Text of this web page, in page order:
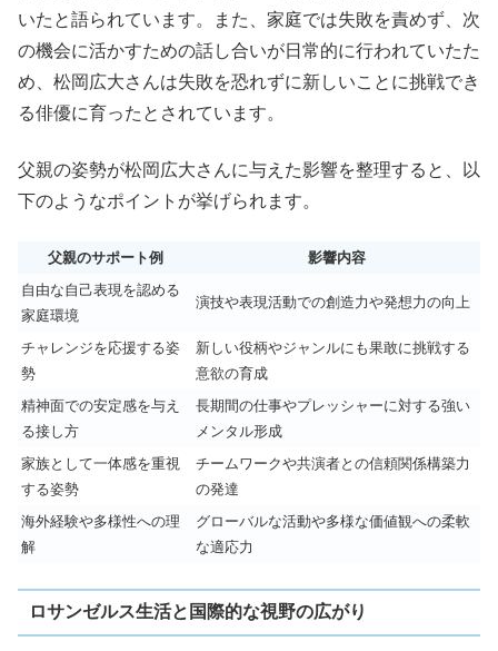
いたと語られています。また、家庭では失敗を責めず、次
の機会に活かすための話し合いが日常的に行われていたた
め、松岡広大さんは失敗を恐れずに新しいことに挑戦でき
る俳優に育ったとされています。
父親の姿勢が松岡広大さんに与えた影響を整理すると、以
下のようなポイントが挙げられます。
父親のサポート例
影響内容
自由な自己表現を認める
家庭環境
演技や表現活動での創造力や発想力の向上
チャレンジを応援する姿
勢
新しい役柄やジャンルにも果敢に挑戦する
意欲の育成
精神面での安定感を与え
る接し方
長期間の仕事やプレッシャーに対する強い
メンタル形成
家族として一体感を重視
する姿勢
チームワークや共演者との信頼関係構築力
の発達
海外経験や多様性への理
解
グローバルな活動や多様な価値観への柔軟
な適応力
ロサンゼルス生活と国際的な視野の広がり